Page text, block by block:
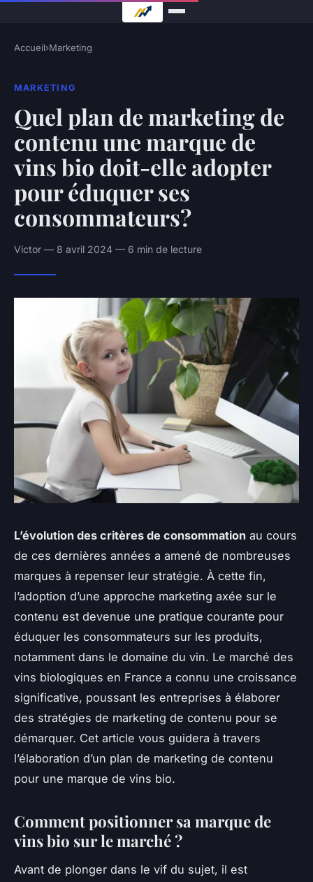
Accueil›Marketing
MARKETING
Quel plan de marketing de
contenu une marque de
vins bio doit-elle adopter
pour éduquer ses
consommateurs?
Victor — 8 avril 2024 — 6 min de lecture
L’évolution des critères de consommation au cours
de ces dernières années a amené de nombreuses
marques à repenser leur stratégie. À cette fin,
l’adoption d’une approche marketing axée sur le
contenu est devenue une pratique courante pour
éduquer les consommateurs sur les produits,
notamment dans le domaine du vin. Le marché des
vins biologiques en France a connu une croissance
significative, poussant les entreprises à élaborer
des stratégies de marketing de contenu pour se
démarquer. Cet article vous guidera à travers
l’élaboration d’un plan de marketing de contenu
pour une marque de vins bio.
Comment positionner sa marque de
vins bio sur le marché ?
Avant de plonger dans le vif du sujet, il est